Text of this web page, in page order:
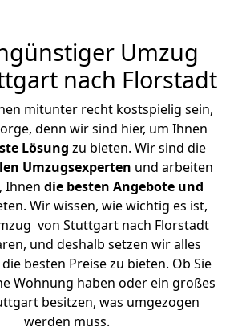
Umzug
nach Florstadt
mitunter recht kostspielig sein,
denn wir sind hier, um Ihnen
Lösung zu bieten. Wir sind die
Umzugsexperten und arbeiten
Ihnen die besten Angebote und
Wir wissen, wie wichtig es ist,
von Stuttgart nach Florstadt
und deshalb setzen wir alles
besten Preise zu bieten. Ob Sie
Wohnung haben oder ein großes
besitzen, was umgezogen
werden muss.